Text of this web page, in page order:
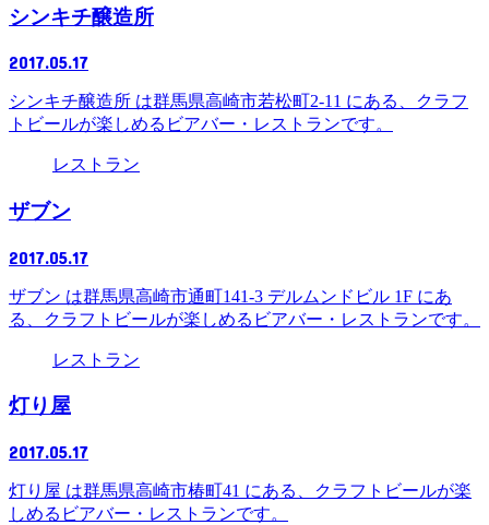
シンキチ醸造所
2017.05.17
シンキチ醸造所 は群馬県高崎市若松町2-11 にある、クラフ
トビールが楽しめるビアバー・レストランです。
レストラン
ザブン
2017.05.17
ザブン は群馬県高崎市通町141-3 デルムンドビル 1F にあ
る、クラフトビールが楽しめるビアバー・レストランです。
レストラン
灯り屋
2017.05.17
灯り屋 は群馬県高崎市椿町41 にある、クラフトビールが楽
しめるビアバー・レストランです。